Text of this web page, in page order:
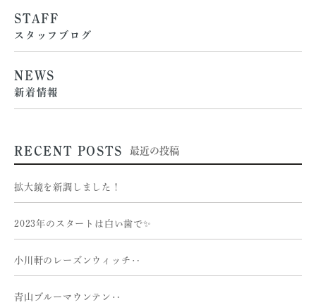
STAFF
スタッフブログ
NEWS
新着情報
RECENT POSTS 最近の投稿
拡大鏡を新調しました！
2023年のスタートは白い歯で✨
小川軒のレーズンウィッチ‥
青山ブルーマウンテン‥